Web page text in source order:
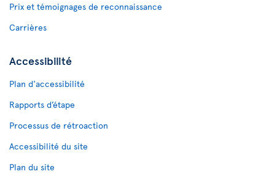
Prix et témoignages de reconnaissance
Carrières
Accessibilité
Plan d'accessibilité
Rapports d’étape
Processus de rétroaction
Accessibilité du site
Plan du site